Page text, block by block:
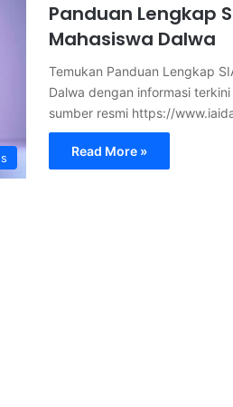
Panduan Lengkap
Mahasiswa Dalwa
Temukan Panduan Lengkap
Dalwa dengan informasi
sumber resmi https://
Read More »